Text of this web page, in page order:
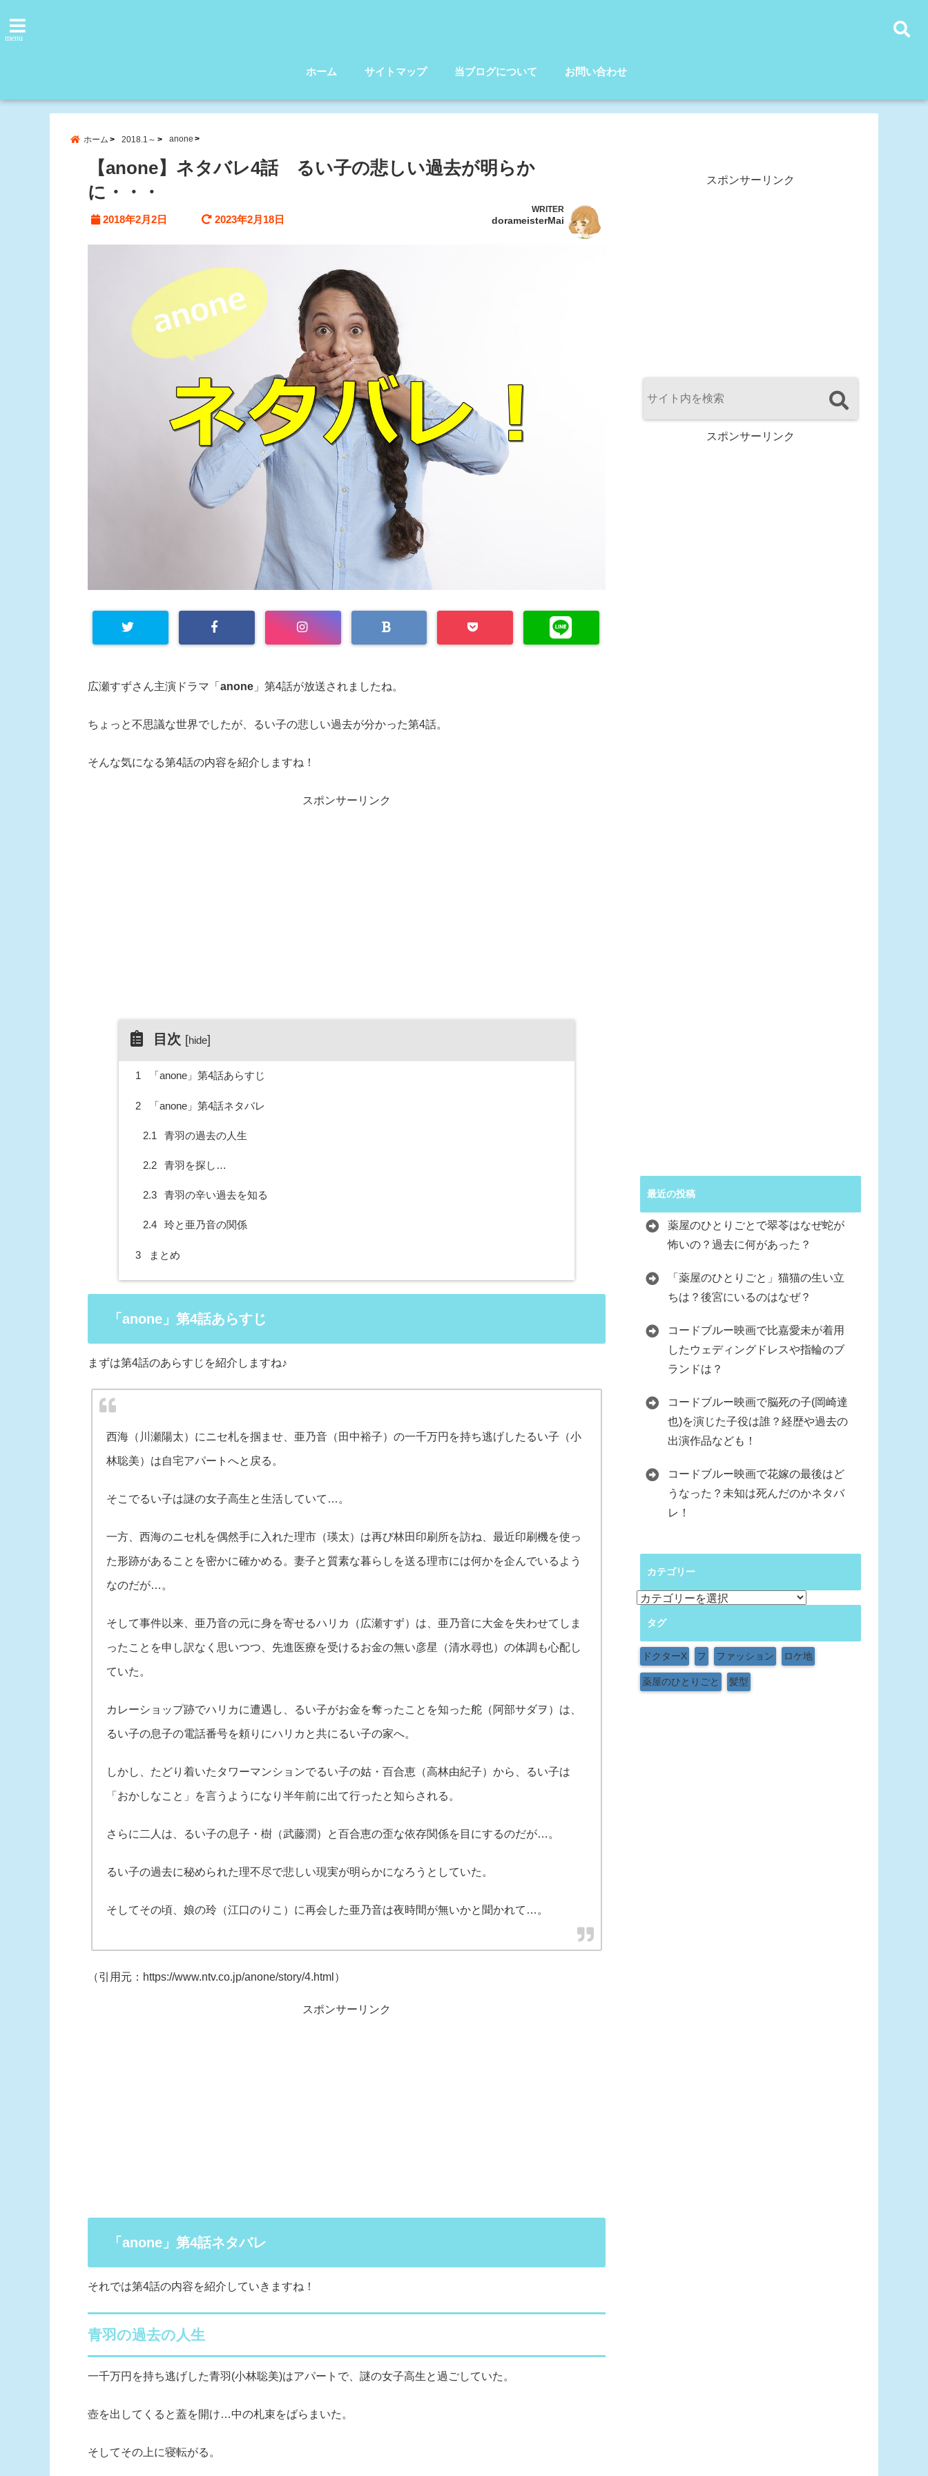
menu
ホーム サイトマップ 当ブログについて お問い合わせ
ホーム 2018.1～ anone
【anone】ネタバレ4話 るい子の悲しい過去が明らか
に・・・
2018年2月2日 2023年2月18日
WRITER
dorameisterMai
広瀬すずさん主演ドラマ「 anone 」第4話が放送されましたね。
ちょっと不思議な世界でしたが、るい子の悲しい過去が分かった第4話。
そんな気になる第4話の内容を紹介しますね！
スポンサーリンク
目次 [hide]
1 「anone」第4話あらすじ
2 「anone」第4話ネタバレ
2.1 青羽の過去の人生
2.2 青羽を探し…
2.3 青羽の辛い過去を知る
2.4 玲と亜乃音の関係
3 まとめ
「anone」第4話あらすじ
まずは第4話のあらすじを紹介しますね♪
西海（川瀬陽太）にニセ札を掴ませ、亜乃音（田中裕子）の一千万円を持ち逃げしたるい子（小
林聡美）は自宅アパートへと戻る。
そこでるい子は謎の女子高生と生活していて…。
一方、西海のニセ札を偶然手に入れた理市（瑛太）は再び林田印刷所を訪ね、最近印刷機を使っ
た形跡があることを密かに確かめる。妻子と質素な暮らしを送る理市には何かを企んでいるよう
なのだが…。
そして事件以来、亜乃音の元に身を寄せるハリカ（広瀬すず）は、亜乃音に大金を失わせてしま
ったことを申し訳なく思いつつ、先進医療を受けるお金の無い彦星（清水尋也）の体調も心配し
ていた。
カレーショップ跡でハリカに遭遇し、るい子がお金を奪ったことを知った舵（阿部サダヲ）は、
るい子の息子の電話番号を頼りにハリカと共にるい子の家へ。
しかし、たどり着いたタワーマンションでるい子の姑・百合恵（高林由紀子）から、るい子は
「おかしなこと」を言うようになり半年前に出て行ったと知らされる。
さらに二人は、るい子の息子・樹（武藤潤）と百合恵の歪な依存関係を目にするのだが…。
るい子の過去に秘められた理不尽で悲しい現実が明らかになろうとしていた。
そしてその頃、娘の玲（江口のりこ）に再会した亜乃音は夜時間が無いかと聞かれて…。
（引用元：https://www.ntv.co.jp/anone/story/4.html）
スポンサーリンク
「anone」第4話ネタバレ
それでは第4話の内容を紹介していきますね！
青羽の過去の人生
一千万円を持ち逃げした青羽(小林聡美)はアパートで、謎の女子高生と過ごしていた。
壺を出してくると蓋を開け…中の札束をばらまいた。
そしてその上に寝転がる。
スポンサーリンク
スポンサーリンク
最近の投稿
薬屋のひとりごとで翠苓はなぜ蛇が
怖いの？過去に何があった？
「薬屋のひとりごと」猫猫の生い立
ちは？後宮にいるのはなぜ？
コードブルー映画で比嘉愛未が着用
したウェディングドレスや指輪のブ
ランドは？
コードブルー映画で脳死の子(岡崎達
也)を演じた子役は誰？経歴や過去の
出演作品なども！
コードブルー映画で花嫁の最後はど
うなった？未知は死んだのかネタバ
レ！
カテゴリー
カ
リ
ー
タグ
ドクターX フ ファッション ロケ地
薬屋のひとりごと 髪型